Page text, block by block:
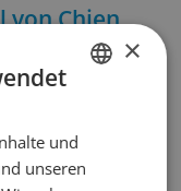
von Chien
FRENCH
×
und
unseren